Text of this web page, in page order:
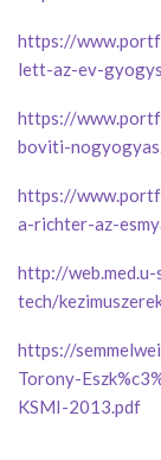
https://
lett-az-ev-
https://
boviti-
https://
a-richter-az-
http://
tech/
https://
Torony-
KSMI-2013.pdf